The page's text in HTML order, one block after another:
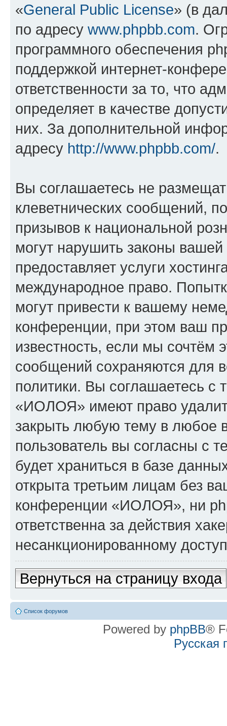
«General Public License» (в
по адресу www.phpbb.com.
программного обеспечения
поддержкой интернет-
ответственности за то, что
определяет в качестве
них. За дополнительной
адресу http://www.phpbb.com/.
Вы соглашаетесь не
клеветнических сообщений,
призывов к национальной
могут нарушить законы
предоставляет услуги
международное право.
могут привести к вашему
конференции, при этом ваш
известность, если мы сочтём
сообщений сохраняются для
политики. Вы соглашаетесь
«ИОЛОЯ» имеют право
закрыть любую тему в любое
пользователь вы согласны с
будет храниться в базе
открыта третьим лицам без
конференции «ИОЛОЯ», ни
ответственна за действия
несанкционированному
Вернуться на страницу входа
Список форумов
Powered by phpBB®
Русская